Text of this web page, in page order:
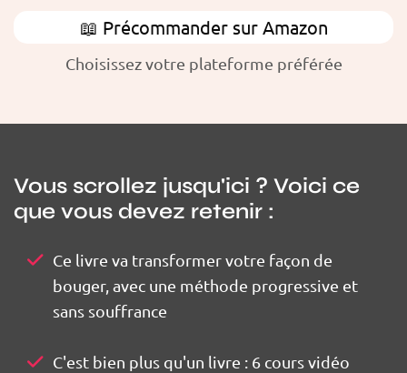
📖 Précommander sur Amazon
Choisissez votre plateforme préférée
Vous scrollez jusqu'ici ? Voici ce
que vous devez retenir :
Ce livre va transformer votre façon de
bouger, avec une méthode progressive et
sans souffrance
C'est bien plus qu'un livre : 6 cours vidéo